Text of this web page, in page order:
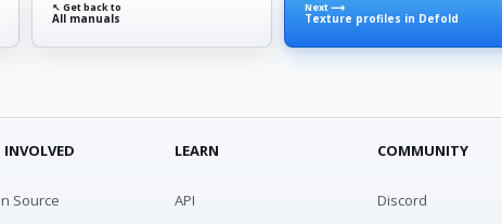
↖ Get back to
All manuals
Next ⟶
Texture profiles in Defold
INVOLVED
Source
LEARN
API
COMMUNITY
Discord